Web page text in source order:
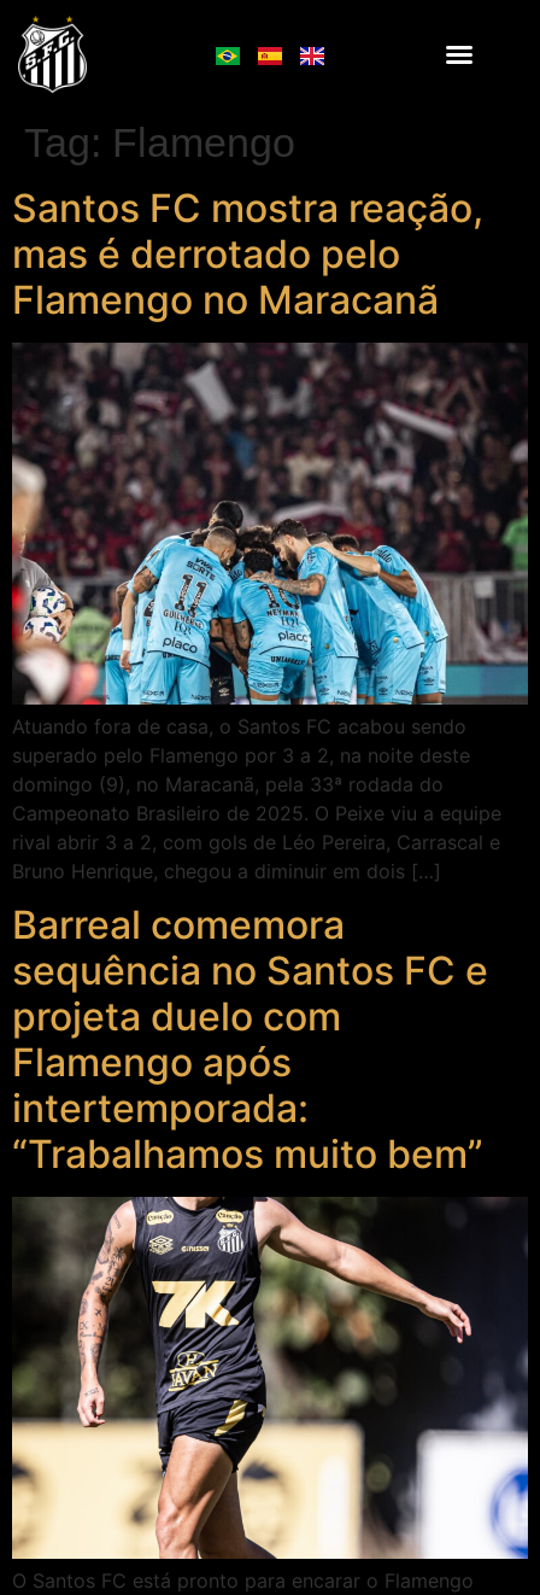
Tag: Flamengo
Santos FC mostra reação,
mas é derrotado pelo
Flamengo no Maracanã
Atuando fora de casa, o Santos FC acabou sendo
superado pelo Flamengo por 3 a 2, na noite deste
domingo (9), no Maracanã, pela 33ª rodada do
Campeonato Brasileiro de 2025. O Peixe viu a equipe
rival abrir 3 a 2, com gols de Léo Pereira, Carrascal e
Bruno Henrique, chegou a diminuir em dois […]
Barreal comemora
sequência no Santos FC e
projeta duelo com
Flamengo após
intertemporada:
“Trabalhamos muito bem”
O Santos FC está pronto para encarar o Flamengo